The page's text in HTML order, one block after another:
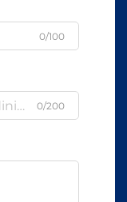
0/100
0/200